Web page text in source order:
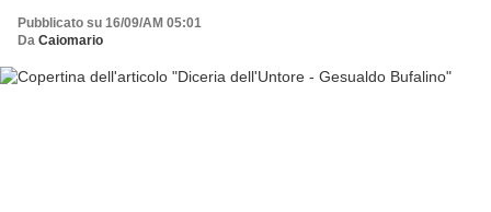
Pubblicato su 16/09/AM 05:01
Da Caiomario